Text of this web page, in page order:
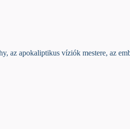
az apokaliptikus víziók mestere, az